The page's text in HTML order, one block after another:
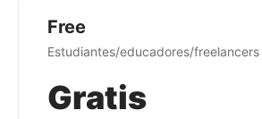
Free
Estudiantes/educadores/freelancers
Gratis